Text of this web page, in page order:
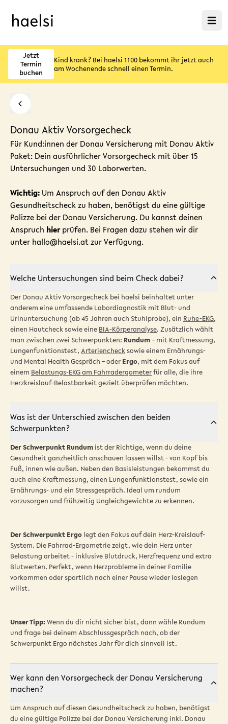
Menü
Jetzt
Termin
buchen
Kind krank? Bei haelsi 1100 bekommt ihr jetzt auch
am Wochenende schnell einen Termin.
Donau Aktiv Vorsorgecheck
Für Kund:innen der Donau Versicherung mit Donau Aktiv
Paket: Dein ausführlicher Vorsorgecheck mit über 15
Untersuchungen und 30 Laborwerten.
Wichtig: Um Anspruch auf den Donau Aktiv
Gesundheitscheckzu haben, benötigst du eine gültige
Polizze bei der Donau Versicherung. Du kannst deinen
Anspruch hierprüfen. Bei Fragen dazu stehen wir dir
unter hallo@haelsi.atzur Verfügung.
Welche Untersuchungen sind beim Check dabei?
Der Donau Aktiv Vorsorgecheck bei haelsi beinhaltet unter
anderem eine umfassende Labordiagnostik mit Blut- und
Urinuntersuchung (ab 45 Jahren auch Stuhlprobe), ein Ruhe-EKG,
einen Hautcheck sowie eine BIA-Körperanalyse. Zusätzlich wählt
man zwischen zwei Schwerpunkten: Rundum– mit Kraftmessung,
Lungenfunktionstest, Arterienchecksowie einem Ernährungs-
und Mental Health Gespräch – oder Ergo, mit dem Fokus auf
einem Belastungs-EKG am Fahrradergometerfür alle, die ihre
Herzkreislauf-Belastbarkeit gezielt überprüfen möchten.
Was ist der Unterschied zwischen den beiden
Schwerpunkten?
Der Schwerpunkt Rundum ist der Richtige, wenn du deine
Gesundheit ganzheitlich anschauen lassen willst - von Kopf bis
Fuß, innen wie außen. Neben den Basisleistungen bekommst du
auch eine Kraftmessung, einen Lungenfunktionstest, sowie ein
Ernährungs- und ein Stressgespräch. Ideal um rundum
vorzusorgen und frühzeitig Ungleichgewichte zu erkennen.
Der Schwerpunkt Ergo legt den Fokus auf dein Herz-Kreislauf-
System. Die Fahrrad-Ergometrie zeigt, wie dein Herz unter
Belastung arbeitet - inklusive Blutdruck, Herzfrequenz und extra
Blutwerten. Perfekt, wenn Herzprobleme in deiner Familie
vorkommen oder sportlich nach einer Pause wieder loslegen
willst.
Unser Tipp:Wenn du dir nicht sicher bist, dann wähle Rundum
und frage bei deinem Abschlussgespräch nach, ob der
Schwerpunkt Ergo nächstes Jahr für dich sinnvoll ist.
Wer kann den Vorsorgecheck der Donau Versicherung
machen?
Um Anspruch auf diesen Gesundheitscheckzu haben, benötigst
du eine gültige Polizze bei der Donau Versicherung inkl. Donau